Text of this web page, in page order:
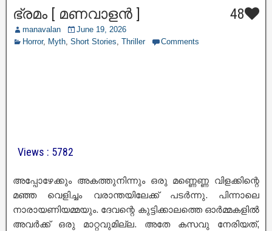
ഭ്രമം [ മണവാളൻ ] 48
manavalan
June 19, 2026
Horror, Myth, Short Stories, Thriller Comments
Views : 5782
അപ്പോഴേക്കും അകത്തുനിന്നും ഒരു മണ്ണെണ്ണ വിളക്കിന്റെ
മഞ്ഞ വെളിച്ചം വരാന്തയിലേക്ക് പടർന്നു. പിന്നാലെ
നാരായണിയമ്മയും. ദേവന്റെ കുട്ടിക്കാലത്തെ ഓർമ്മകളിൽ
അവർക്ക് ഒരു മാറ്റവുമില്ല. അതേ കസവു നേരിയത്,